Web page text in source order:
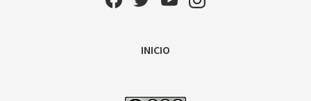
INICIO